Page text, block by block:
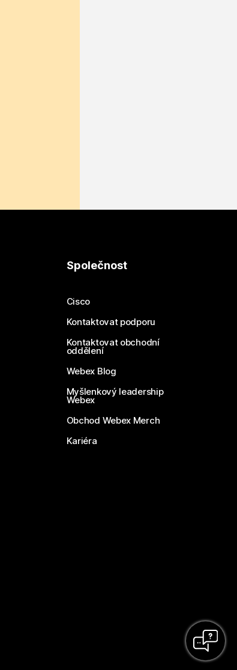
Společnost
Cisco
Kontaktovat podporu
Kontaktovat obchodní
oddělení
Webex Blog
Myšlenkový leadership
Webex
Obchod Webex Merch
Kariéra